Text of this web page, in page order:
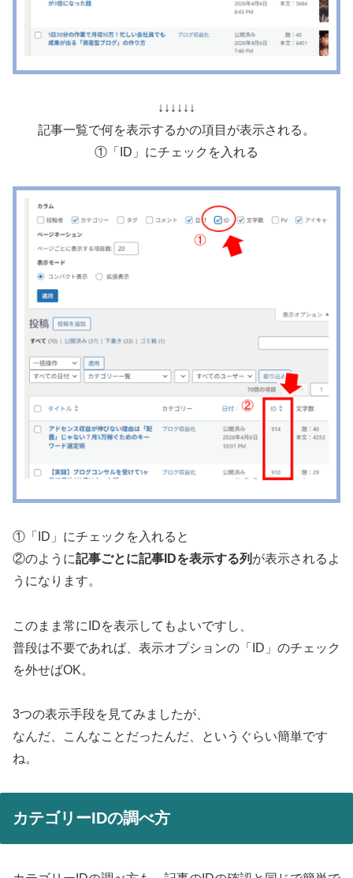
↓↓↓↓↓↓
記事一覧で何を表示するかの項目が表示される。
①「ID」にチェックを入れる
①「ID」にチェックを入れると
②のように記事ごとに記事IDを表示する列 が表示されるよ
うになります。
このまま常にIDを表示してもよいですし、
普段は不要であれば、表示オプションの「ID」のチェック
を外せばOK。
3つの表示手段を見てみましたが、
なんだ、こんなことだったんだ、というぐらい簡単です
ね。
カテゴリーIDの調べ方